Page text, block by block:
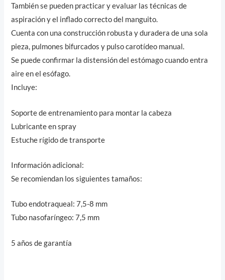
También se pueden practicar y evaluar las técnicas de
aspiración y el inflado correcto del manguito.
Cuenta con una construcción robusta y duradera de una sola
pieza, pulmones bifurcados y pulso carotídeo manual.
Se puede confirmar la distensión del estómago cuando entra
aire en el esófago.
Incluye:
Soporte de entrenamiento para montar la cabeza
Lubricante en spray
Estuche rígido de transporte
Información adicional:
Se recomiendan los siguientes tamaños:
Tubo endotraqueal: 7,5-8 mm
Tubo nasofaríngeo: 7,5 mm
5 años de garantía